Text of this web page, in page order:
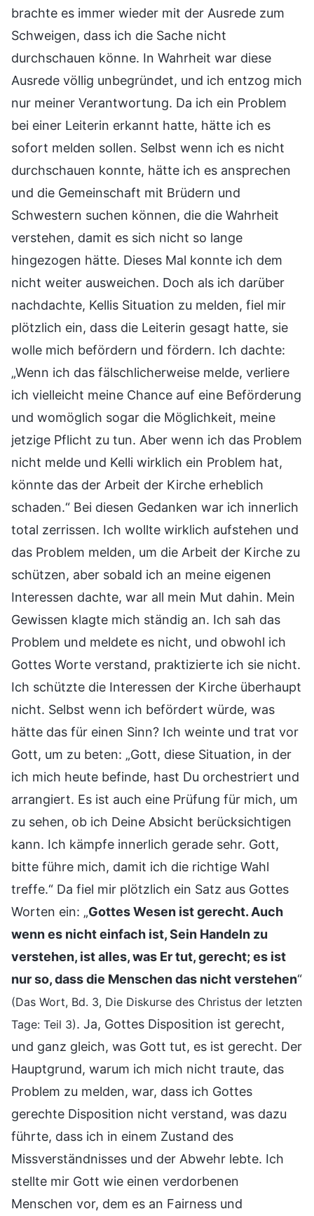
brachte es immer wieder mit der Ausrede zum
Schweigen, dass ich die Sache nicht
durchschauen könne. In Wahrheit war diese
Ausrede völlig unbegründet, und ich entzog mich
nur meiner Verantwortung. Da ich ein Problem
bei einer Leiterin erkannt hatte, hätte ich es
sofort melden sollen. Selbst wenn ich es nicht
durchschauen konnte, hätte ich es ansprechen
und die Gemeinschaft mit Brüdern und
Schwestern suchen können, die die Wahrheit
verstehen, damit es sich nicht so lange
hingezogen hätte. Dieses Mal konnte ich dem
nicht weiter ausweichen. Doch als ich darüber
nachdachte, Kellis Situation zu melden, fiel mir
plötzlich ein, dass die Leiterin gesagt hatte, sie
wolle mich befördern und fördern. Ich dachte:
„Wenn ich das fälschlicherweise melde, verliere
ich vielleicht meine Chance auf eine Beförderung
und womöglich sogar die Möglichkeit, meine
jetzige Pflicht zu tun. Aber wenn ich das Problem
nicht melde und Kelli wirklich ein Problem hat,
könnte das der Arbeit der Kirche erheblich
schaden.“ Bei diesen Gedanken war ich innerlich
total zerrissen. Ich wollte wirklich aufstehen und
das Problem melden, um die Arbeit der Kirche zu
schützen, aber sobald ich an meine eigenen
Interessen dachte, war all mein Mut dahin. Mein
Gewissen klagte mich ständig an. Ich sah das
Problem und meldete es nicht, und obwohl ich
Gottes Worte verstand, praktizierte ich sie nicht.
Ich schützte die Interessen der Kirche überhaupt
nicht. Selbst wenn ich befördert würde, was
hätte das für einen Sinn? Ich weinte und trat vor
Gott, um zu beten: „Gott, diese Situation, in der
ich mich heute befinde, hast Du orchestriert und
arrangiert. Es ist auch eine Prüfung für mich, um
zu sehen, ob ich Deine Absicht berücksichtigen
kann. Ich kämpfe innerlich gerade sehr. Gott,
bitte führe mich, damit ich die richtige Wahl
treffe.“ Da fiel mir plötzlich ein Satz aus Gottes
Worten ein: „Gottes Wesen ist gerecht. Auch
wenn es nicht einfach ist, Sein Handeln zu
verstehen, ist alles, was Er tut, gerecht; es ist
nur so, dass die Menschen das nicht verstehen“
(Das Wort, Bd. 3, Die Diskurse des Christus der letzten
Tage: Teil 3). Ja, Gottes Disposition ist gerecht,
und ganz gleich, was Gott tut, es ist gerecht. Der
Hauptgrund, warum ich mich nicht traute, das
Problem zu melden, war, dass ich Gottes
gerechte Disposition nicht verstand, was dazu
führte, dass ich in einem Zustand des
Missverständnisses und der Abwehr lebte. Ich
stellte mir Gott wie einen verdorbenen
Menschen vor, dem es an Fairness und